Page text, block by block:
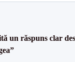
un răspuns clar